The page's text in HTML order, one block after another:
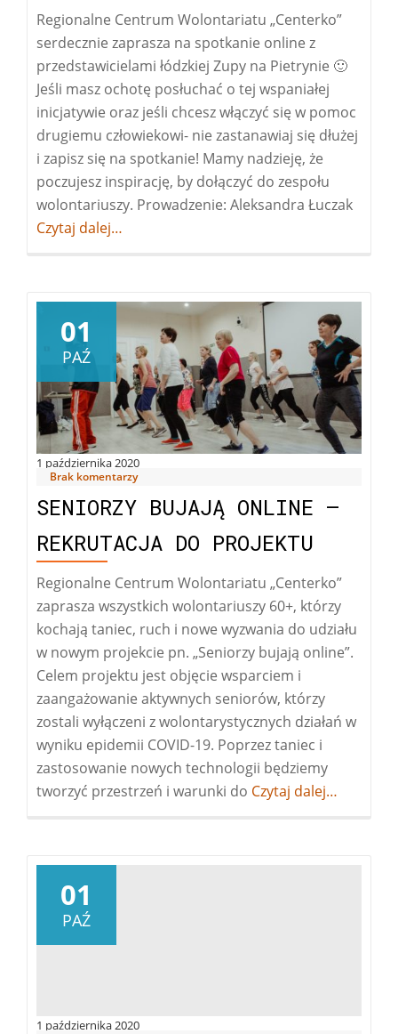
Regionalne Centrum Wolontariatu „Centerko”
serdecznie zaprasza na spotkanie online z
przedstawicielami łódzkiej Zupy na Pietrynie 🙂
Jeśli masz ochotę posłuchać o tej wspaniałej
inicjatywie oraz jeśli chcesz włączyć się w pomoc
drugiemu człowiekowi- nie zastanawiaj się dłużej
i zapisz się na spotkanie! Mamy nadzieję, że
poczujesz inspirację, by dołączyć do zespołu
wolontariuszy. Prowadzenie: Aleksandra Łuczak
Czytaj dalej…
1 października 2020
01
PAŹ
Brak komentarzy
SENIORZY BUJAJĄ ONLINE –
REKRUTACJA DO PROJEKTU
Regionalne Centrum Wolontariatu „Centerko”
zaprasza wszystkich wolontariuszy 60+, którzy
kochają taniec, ruch i nowe wyzwania do udziału
w nowym projekcie pn. „Seniorzy bujają online”.
Celem projektu jest objęcie wsparciem i
zaangażowanie aktywnych seniorów, którzy
zostali wyłączeni z wolontarystycznych działań w
wyniku epidemii COVID-19. Poprzez taniec i
zastosowanie nowych technologii będziemy
tworzyć przestrzeń i warunki do Więcej
Czytaj dalej…
1 października 2020
01
PAŹ